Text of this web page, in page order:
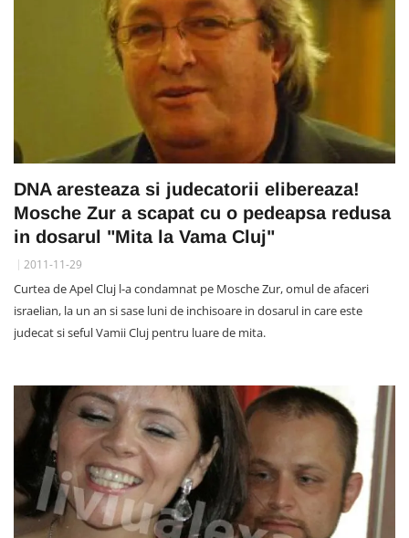
DNA aresteaza si judecatorii elibereaza!
Mosche Zur a scapat cu o pedeapsa redusa
in dosarul "Mita la Vama Cluj"
2011-11-29
Curtea de Apel Cluj l-a condamnat pe Mosche Zur, omul de afaceri
israelian, la un an si sase luni de inchisoare in dosarul in care este
judecat si seful Vamii Cluj pentru luare de mita.